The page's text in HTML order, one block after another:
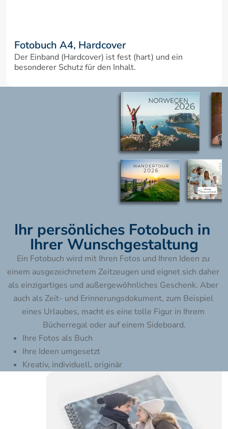
Fotobuch A4, Hardcover
Der Einband (Hardcover) ist fest (hart) und ein
besonderer Schutz für den Inhalt.
Ihr persönliches Fotobuch in
Ihrer Wunschgestaltung
Ein Fotobuch wird mit Ihren Fotos und Ihren Ideen zu
einem ausgezeichnetem Zeitzeugen und eignet sich daher
als einzigartiges und außergewöhnliches Geschenk. Aber
auch als Zeit- und Erinnerungsdokument, zum Beispiel
eines Urlaubes, macht es eine tolle Figur in Ihrem
Bücherregal oder auf einem Sideboard.
Ihre Fotos als Buch
Ihre Ideen umgesetzt
Kreativ, individuell, originär